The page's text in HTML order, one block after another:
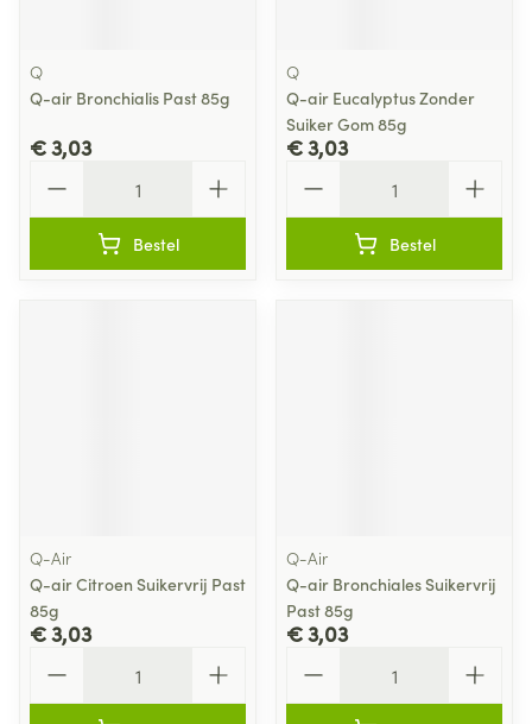
Q
Q-air Bronchialis Past 85g
€ 3,03
Bestel
Q
Q-air Eucalyptus Zonder
Suiker Gom 85g
€ 3,03
Bestel
Q-Air
Q-air Citroen Suikervrij Past
85g
€ 3,03
Q-Air
Q-air Bronchiales Suikervrij
Past 85g
€ 3,03